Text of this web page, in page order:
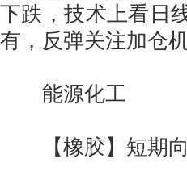
下跌，技术上看日
有，反弹关注加仓机
能源化工
【橡胶】短期向